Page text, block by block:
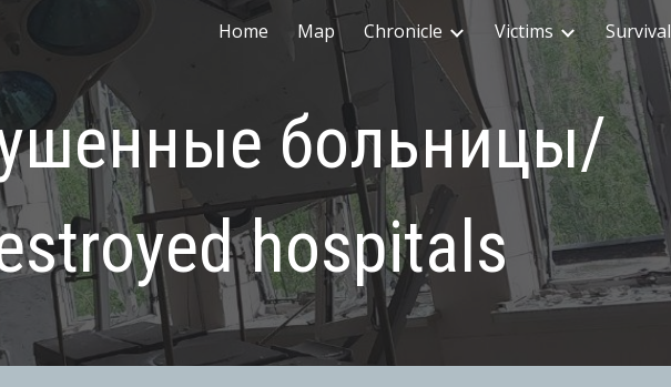
Skip to navigation
Home Map Chronicle Victims Survival
больницы/
hospitals